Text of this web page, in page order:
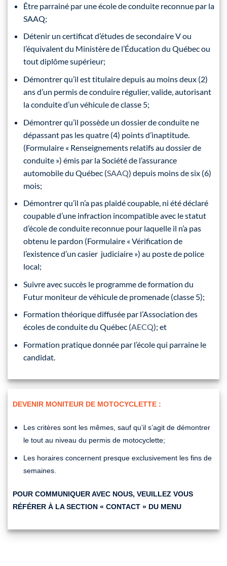
Être parrainé par une école de conduite reconnue par la
SAAQ;
Détenir un certificat d’études de secondaire V ou
l’équivalent du Ministère de l’Éducation du Québec ou
tout diplôme supérieur;
Démontrer qu’il est titulaire depuis au moins deux (2)
ans d’un permis de conduire régulier, valide, autorisant
la conduite d’un véhicule de classe 5;
Démontrer qu’il possède un dossier de conduite ne
dépassant pas les quatre (4) points d’inaptitude.
(Formulaire « Renseignements relatifs au dossier de
conduite ») émis par la Société de l’assurance
automobile du Québec (SAAQ) depuis moins de six (6)
mois;
Démontrer qu’il n’a pas plaidé coupable, ni été déclaré
coupable d’une infraction incompatible avec le statut
d’école de conduite reconnue pour laquelle il n’a pas
obtenu le pardon (Formulaire « Vérification de
l’existence d’un casier judiciaire ») au poste de police
local;
Suivre avec succès le programme de formation du
Futur moniteur de véhicule de promenade (classe 5);
Formation théorique diffusée par l’Association des
écoles de conduite du Québec (AECQ); et
Formation pratique donnée par l’école qui parraine le
candidat.
DEVENIR MONITEUR DE MOTOCYCLETTE :
Les critères sont les mêmes, sauf qu’il s’agit de démontrer
le tout au niveau du permis de motocyclette;
Les horaires concernent presque exclusivement les fins de
semaines.
POUR COMMUNIQUER AVEC NOUS, VEUILLEZ VOUS
RÉFÉRER À LA SECTION « CONTACT » DU MENU